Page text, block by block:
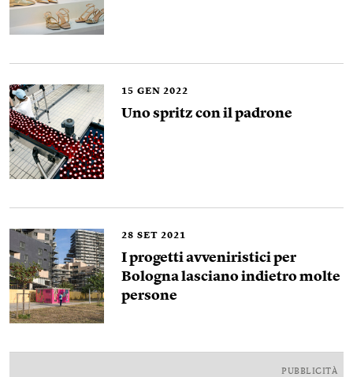
15 GEN 2022
Uno spritz con il padrone
28 SET 2021
I progetti avveniristici per
Bologna lasciano indietro molte
persone
PUBBLICITÀ